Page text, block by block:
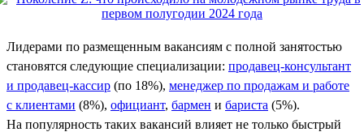
Лидерами по размещенным вакансиям с полной занятостью
становятся следующие специализации: продавец-консультант
и продавец-кассир (по 18%), менеджер по продажам и работе
с клиентами (8%), официант, бармен и бариста (5%).
На популярность таких вакансий влияет не только быстрый